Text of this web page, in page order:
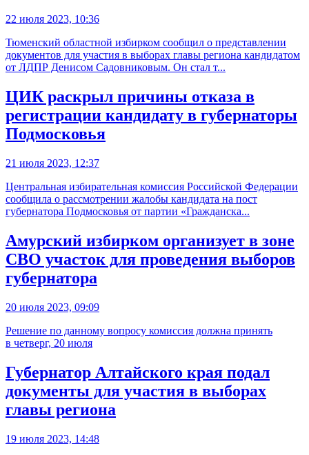
22 июля 2023, 10:36
Тюменский областной избирком сообщил о представлении
документов для участия в выборах главы региона кандидатом
от ЛДПР Денисом Садовниковым. Он стал т...
ЦИК раскрыл причины отказа в
регистрации кандидату в губернаторы
Подмосковья
21 июля 2023, 12:37
Центральная избирательная комиссия Российской Федерации
сообщила о рассмотрении жалобы кандидата на пост
губернатора Подмосковья от партии «Гражданска...
Амурский избирком организует в зоне
СВО участок для проведения выборов
губернатора
20 июля 2023, 09:09
Решение по данному вопросу комиссия должна принять
в четверг, 20 июля
Губернатор Алтайского края подал
документы для участия в выборах
главы региона
19 июля 2023, 14:48